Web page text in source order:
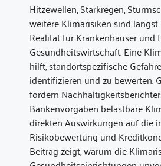
Hitzewellen, Starkregen,
weitere Klimarisiken sind
Realität für Krankenhäuser und
Gesundheitswirtschaft. Eine
hilft, standortspezifische
identifizieren und zu bewerten.
fordern
Bankenvorgaben belastbare
direkten Auswirkungen auf die
Risikobewertung und
Beitrag zeigt, warum die